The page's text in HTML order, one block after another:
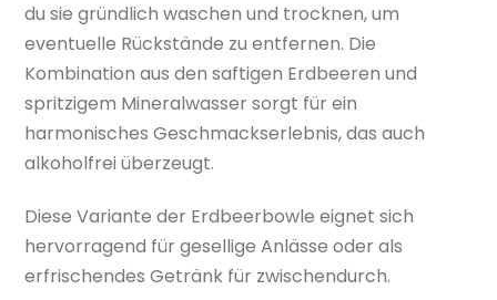
du sie gründlich waschen und trocknen, um
eventuelle Rückstände zu entfernen. Die
Kombination aus den saftigen Erdbeeren und
spritzigem Mineralwasser sorgt für ein
harmonisches Geschmackserlebnis, das auch
alkoholfrei überzeugt.
Diese Variante der Erdbeerbowle eignet sich
hervorragend für gesellige Anlässe oder als
erfrischendes Getränk für zwischendurch.